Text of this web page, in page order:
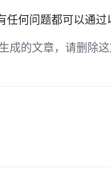
任何问题都可以通
成的文章，请删除